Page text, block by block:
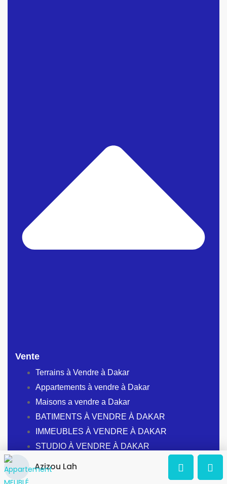
Vente
Terrains à Vendre à Dakar
Appartements à vendre à Dakar
Maisons a vendre a Dakar
BATIMENTS À VENDRE À DAKAR
IMMEUBLES À VENDRE À DAKAR
STUDIO À VENDRE À DAKAR
Azizou Lah